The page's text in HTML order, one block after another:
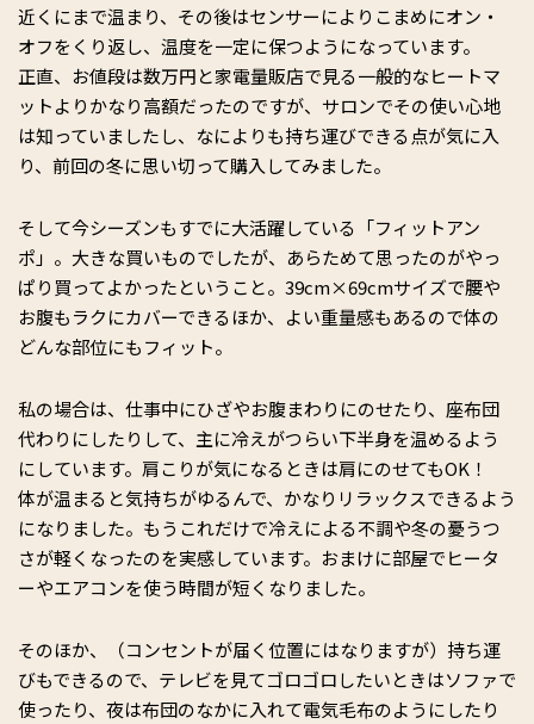
近くにまで温まり、その後はセンサーによりこまめにオン・
オフをくり返し、温度を一定に保つようになっています。
正直、お値段は数万円と家電量販店で見る一般的なヒートマ
ットよりかなり高額だったのですが、サロンでその使い心地
は知っていましたし、なによりも持ち運びできる点が気に入
り、前回の冬に思い切って購入してみました。
そして今シーズンもすでに大活躍している「フィットアン
ポ」。大きな買いものでしたが、あらためて思ったのがやっ
ぱり買ってよかったということ。39cm×69cmサイズで腰や
お腹もラクにカバーできるほか、よい重量感もあるので体の
どんな部位にもフィット。
私の場合は、仕事中にひざやお腹まわりにのせたり、座布団
代わりにしたりして、主に冷えがつらい下半身を温めるよう
にしています。肩こりが気になるときは肩にのせてもOK！
体が温まると気持ちがゆるんで、かなりリラックスできるよう
になりました。もうこれだけで冷えによる不調や冬の憂うつ
さが軽くなったのを実感しています。おまけに部屋でヒータ
ーやエアコンを使う時間が短くなりました。
そのほか、（コンセントが届く位置にはなりますが）持ち運
びもできるので、テレビを見てゴロゴロしたいときはソファで
使ったり、夜は布団のなかに入れて電気毛布のようにしたり